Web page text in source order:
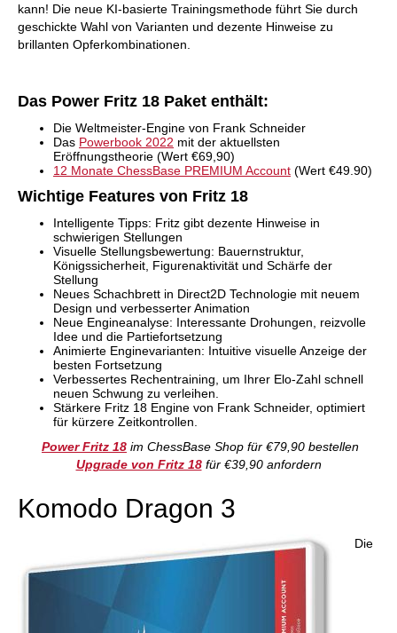
kann! Die neue KI-basierte Trainingsmethode führt Sie durch
geschickte Wahl von Varianten und dezente Hinweise zu
brillanten Opferkombinationen.
Das Power Fritz 18 Paket enthält:
Die Weltmeister-Engine von Frank Schneider
Das Powerbook 2022 mit der aktuellsten
Eröffnungstheorie (Wert €69,90)
12 Monate ChessBase PREMIUM Account (Wert €49.90)
Wichtige Features von Fritz 18
Intelligente Tipps: Fritz gibt dezente Hinweise in
schwierigen Stellungen
Visuelle Stellungsbewertung: Bauernstruktur,
Königssicherheit, Figurenaktivität und Schärfe der
Stellung
Neues Schachbrett in Direct2D Technologie mit neuem
Design und verbesserter Animation
Neue Engineanalyse: Interessante Drohungen, reizvolle
Idee und die Partiefortsetzung
Animierte Enginevarianten: Intuitive visuelle Anzeige der
besten Fortsetzung
Verbessertes Rechentraining, um Ihrer Elo-Zahl schnell
neuen Schwung zu verleihen.
Stärkere Fritz 18 Engine von Frank Schneider, optimiert
für kürzere Zeitkontrollen.
Power Fritz 18 im ChessBase Shop für €79,90 bestellen
Upgrade von Fritz 18für €39,90 anfordern
Komodo Dragon 3
Die